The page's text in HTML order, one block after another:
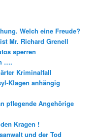
Welch eine Freude?
Mr. Richard Grenell
sperren
….
Kriminalfall
Klagen anhängig
pflegende Angehörige
Kragen !
und der Tod